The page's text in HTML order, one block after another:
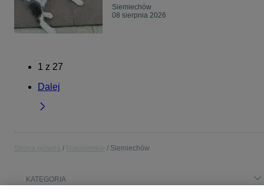
Siemiechów
08 sierpnia 2026
1 z 27
Dalej
Siemiechów
KATEGORIA